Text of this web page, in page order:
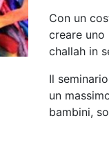
Con un
creare uno
challah in
Il
un
bambini,